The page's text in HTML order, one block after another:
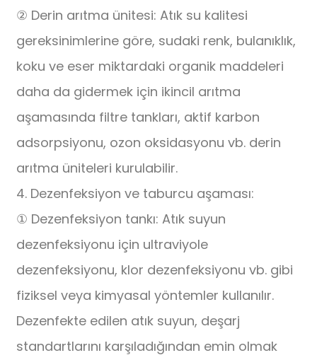
② Derin arıtma ünitesi: Atık su kalitesi
gereksinimlerine göre, sudaki renk, bulanıklık,
koku ve eser miktardaki organik maddeleri
daha da gidermek için ikincil arıtma
aşamasında filtre tankları, aktif karbon
adsorpsiyonu, ozon oksidasyonu vb. derin
arıtma üniteleri kurulabilir.
4. Dezenfeksiyon ve taburcu aşaması:
① Dezenfeksiyon tankı: Atık suyun
dezenfeksiyonu için ultraviyole
dezenfeksiyonu, klor dezenfeksiyonu vb. gibi
fiziksel veya kimyasal yöntemler kullanılır.
Dezenfekte edilen atık suyun, deşarj
standartlarını karşıladığından emin olmak